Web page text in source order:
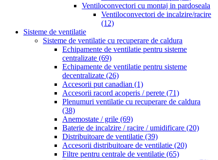
Ventiloconvectori cu montaj in pardoseala
Ventiloconvectori de incalzire/racire
(12)
Sisteme de ventilatie
Sisteme de ventilatie cu recuperare de caldura
Echipamente de ventilatie pentru sisteme
centralizate (69)
Echipamente de ventilatie pentru sisteme
decentralizate (26)
Accesorii put canadian (1)
Accesorii racord acoperis / perete (71)
Plenumuri ventilatie cu recuperare de caldura
(38)
Anemostate / grile (69)
Baterie de incalzire / racire / umidificare (20)
Distribuitoare de ventilatie (39)
Accesorii distribuitoare de ventilatie (20)
Filtre pentru centrale de ventilatie (65)